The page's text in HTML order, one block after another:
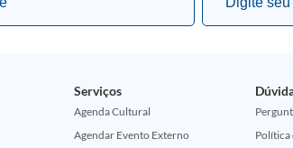
Serviços
Agenda Cultural
Agendar Evento Externo
Política